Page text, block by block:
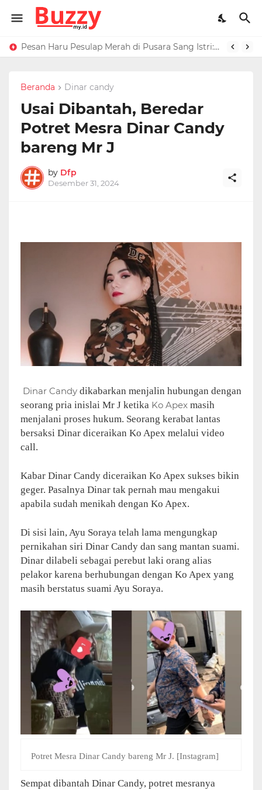
Pesan Haru Pesulap Merah di Pusara Sang Istri: Sekarang Kamu Enggak Perlu Sakit Disuntik Lagi
Raffi Ahmad Masih di LN, Kirim Rp 1 M ke Jeje Buat Korban Longsor Bandung Barat
Beranda Dinar candy
Usai Dibantah, Beredar
Potret Mesra Dinar Candy
bareng Mr J
by Dfp
Desember 31, 2024
Dinar Candy dikabarkan menjalin hubungan dengan
seorang pria inislai Mr J ketika Ko Apex masih
menjalani proses hukum. Seorang kerabat lantas
bersaksi Dinar diceraikan Ko Apex melalui video
call.
Kabar Dinar Candy diceraikan Ko Apex sukses bikin
geger. Pasalnya Dinar tak pernah mau mengakui
apabila sudah menikah dengan Ko Apex.
Di sisi lain, Ayu Soraya telah lama mengungkap
pernikahan siri Dinar Candy dan sang mantan suami.
Dinar dilabeli sebagai perebut laki orang alias
pelakor karena berhubungan dengan Ko Apex yang
masih berstatus suami Ayu Soraya.
Potret Mesra Dinar Candy bareng Mr J. [Instagram]
Sempat dibantah Dinar Candy, potret mesranya